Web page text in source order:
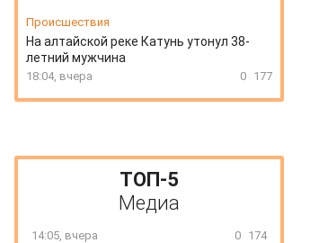
Происшествия
На алтайской реке Катунь утонул 38-
летний мужчина
18:04, вчера 0 177
ТОП-5
Медиа
14:05, вчера 0 174